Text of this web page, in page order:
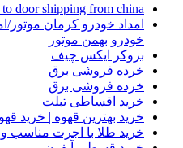
door shipping from china
امداد خودرو کرمان موتور/
خودرو بهمن موتور
بروکر ایکس چیف
خرده فروشی برق
خرده فروشی برق
خرید اقساطی تبلت
خرید بهترین قهوه | خرید
خرید طلا با اجرت مناسب و